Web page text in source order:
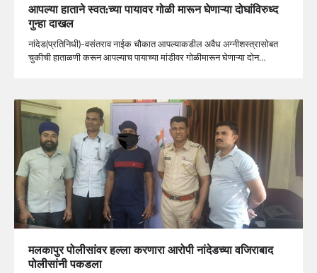
आपल्या हाताने स्वत:च्या पायावर गोळी मारून घेणाऱ्या दोघांविरुध्द
गुन्हा दाखल
नांदेड(प्रतिनिधी)-वसंतराव नाईक चौकात आपल्याकडील अवैध अग्नीशस्त्रासोबत
चुकीची हाताळणी करून आपल्याच पायाच्या मांडीवर गोळीमारून घेणाऱ्या दोन…
मलकापुर पोलीसांवर हल्ला करणारा आरोपी नांदेडच्या वजिराबाद
पोलीसांनी पकडला